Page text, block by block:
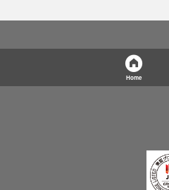
Home